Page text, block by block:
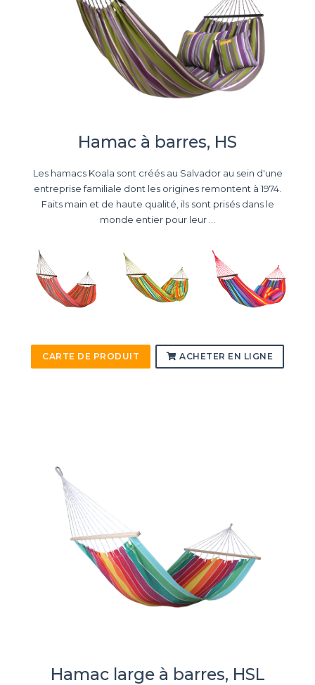
Hamac à barres, HS
Les hamacs Koala sont créés au Salvador au sein d'une
entreprise familiale dont les origines remontent à 1974.
Faits main et de haute qualité, ils sont prisés dans le
monde entier pour leur ...
CARTE DE PRODUIT ACHETER EN LIGNE
Hamac large à barres, HSL